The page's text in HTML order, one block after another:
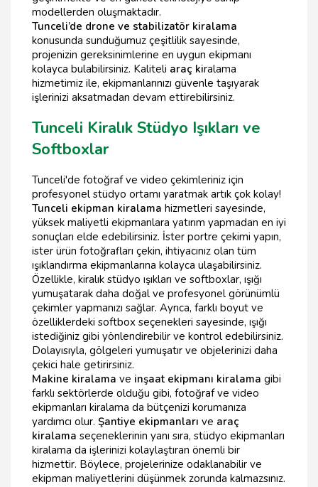
modellerden oluşmaktadır.
Tunceli’de drone ve stabilizatör kiralama
konusunda sunduğumuz çeşitlilik sayesinde,
projenizin gereksinimlerine en uygun ekipmanı
kolayca bulabilirsiniz. Kaliteli araç kiralama
hizmetimiz ile, ekipmanlarınızı güvenle taşıyarak
işlerinizi aksatmadan devam ettirebilirsiniz.
Tunceli Kiralık Stüdyo Işıkları ve
Softboxlar
Tunceli'de fotoğraf ve video çekimleriniz için
profesyonel stüdyo ortamı yaratmak artık çok kolay!
Tunceli ekipman kiralama hizmetleri sayesinde,
yüksek maliyetli ekipmanlara yatırım yapmadan en iyi
sonuçları elde edebilirsiniz. İster portre çekimi yapın,
ister ürün fotoğrafları çekin, ihtiyacınız olan tüm
ışıklandırma ekipmanlarına kolayca ulaşabilirsiniz.
Özellikle, kiralık stüdyo ışıkları ve softboxlar, ışığı
yumuşatarak daha doğal ve profesyonel görünümlü
çekimler yapmanızı sağlar. Ayrıca, farklı boyut ve
özelliklerdeki softbox seçenekleri sayesinde, ışığı
istediğiniz gibi yönlendirebilir ve kontrol edebilirsiniz.
Dolayısıyla, gölgeleri yumuşatır ve objelerinizi daha
çekici hale getirirsiniz.
Makine kiralama ve inşaat ekipmanı kiralama gibi
farklı sektörlerde olduğu gibi, fotoğraf ve video
ekipmanları kiralama da bütçenizi korumanıza
yardımcı olur. Şantiye ekipmanları ve araç
kiralama seçeneklerinin yanı sıra, stüdyo ekipmanları
kiralama da işlerinizi kolaylaştıran önemli bir
hizmettir. Böylece, projelerinize odaklanabilir ve
ekipman maliyetlerini düşünmek zorunda kalmazsınız.